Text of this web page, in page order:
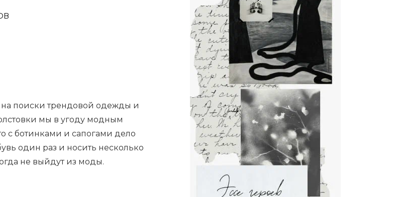
на поиски трендовой одежды и
мы в угоду модным
с ботинками и сапогами дело
один раз и носить несколько
не выйдут из моды.